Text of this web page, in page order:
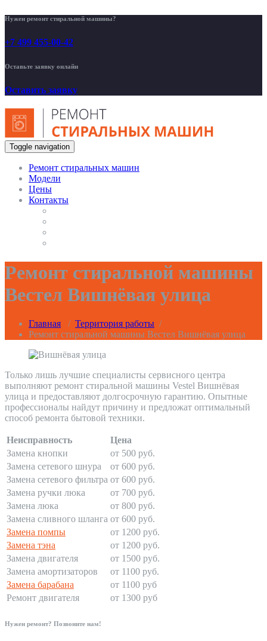
Нужен ремонт стиральной машины?
+7 499 455-00-42
Оставьте заявку онлайн
Оставить заявку
Toggle navigation
Ремонт стиральных машин
Модели
Цены
Контакты
Ремонт стиральной машины
Вестел Вишнёвая улица
Главная / Территория работы /
Ремонт стиральной машины Вестел Вишнёвая улица
Только лишь лучшие специалисты сервисного центра
выполняют ремонт стиральной машины Vestel Вишнёвая
улица и предоставляют долгосрочную гарантию. Опытные
профессионалы найдут причину и предложат оптимальный
способ ремонта бытовой техники.
Неисправность
Цена
Замена кнопки
от 500 руб.
Замена сетевого шнура
от 600 руб.
Замена сетевого фильтра от 600 руб.
Замена ручки люка
от 700 руб.
Замена люка
от 800 руб.
Замена сливного шланга от 600 руб.
Замена помпы
от 1200 руб.
Замена тэна
от 1200 руб.
Замена двигателя
от 1500 руб.
Замена амортизаторов
от 1100 руб.
Замена барабана
от 1100 руб
Ремонт двигателя
от 1300 руб
Нужен ремонт? Позвоните нам!